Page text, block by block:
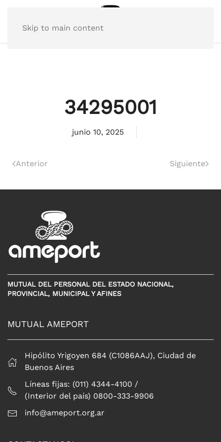
Skip to main content
34295001
junio 10, 2025
Anterior Siguiente
MUTUAL DEL PERSONAL DEL ESTADO NACIONAL,
PROVINCIAL, MUNICIPAL Y AFINES
MUTUAL AMEPORT
Hipólito Yrigoyen 684 (C1086AAJ), Ciudad de
Buenos Aires
Líneas fijas: (011) 4344-4100 /
(Interior del país) 0800-333-9906
info@ameport.org.ar